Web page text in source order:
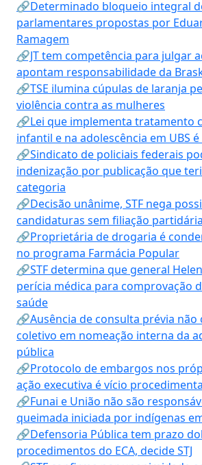
🔗Determinado bloqueio integral
parlamentares propostas por
Ramagem
🔗JT tem competência para julgar
apontam responsabilidade da
🔗TSE ilumina cúpulas de laranja
violência contra as mulheres
🔗Lei que implementa tratamento
infantil e na adolescência em UBS
🔗Sindicato de policiais federais
indenização por publicação que
categoria
🔗Decisão unânime, STF nega
candidaturas sem filiação partidária
🔗Proprietária de drogaria é
no programa Farmácia Popular
🔗STF determina que general
perícia médica para comprovação
saúde
🔗Ausência de consulta prévia não
coletivo em nomeação interna da
pública
🔗Protocolo de embargos nos
ação executiva é vício
🔗Funai e União não são
queimada iniciada por indígenas
🔗Defensoria Pública tem prazo
procedimentos do ECA, decide STJ